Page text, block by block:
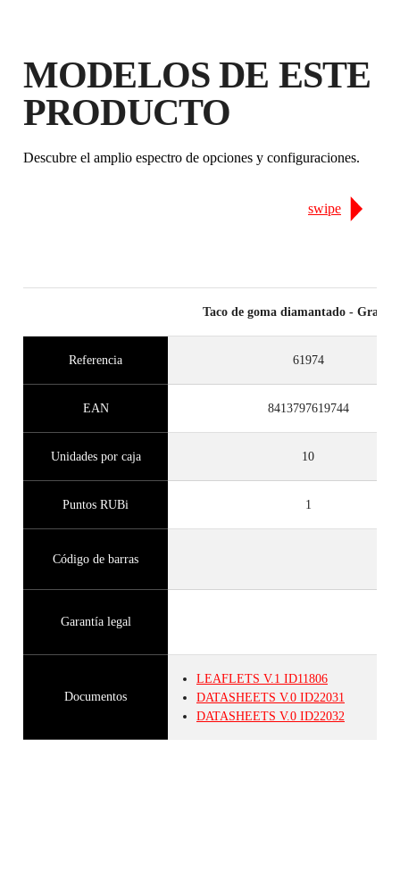
MODELOS DE ESTE
PRODUCTO
Descubre el amplio espectro de opciones y configuraciones.
swipe
Taco de goma diamantado - Grano
Referencia 61974
EAN 8413797619744
Unidades por caja 10
Puntos RUBi 1
Código de barras
Garantía legal
Documentos
LEAFLETS V.1 ID11806
DATASHEETS V.0 ID22031
DATASHEETS V.0 ID22032